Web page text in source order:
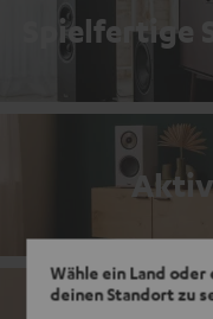
Wähle ein Land
deinen Standort zu
Spielfertige